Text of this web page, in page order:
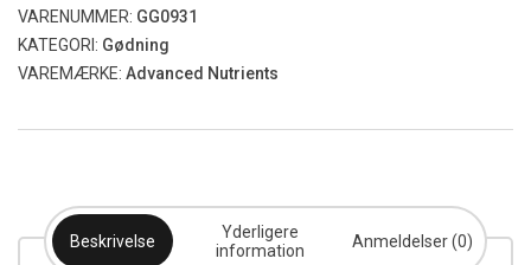
VARENUMMER: GG0931
KATEGORI: Gødning
VAREMÆRKE: Advanced Nutrients
Beskrivelse
Yderligere
information
Anmeldelser (0)